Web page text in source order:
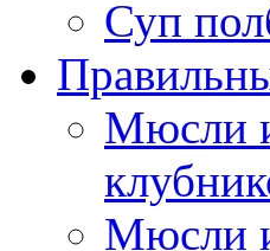
Суп
Мюсли
Мюсли